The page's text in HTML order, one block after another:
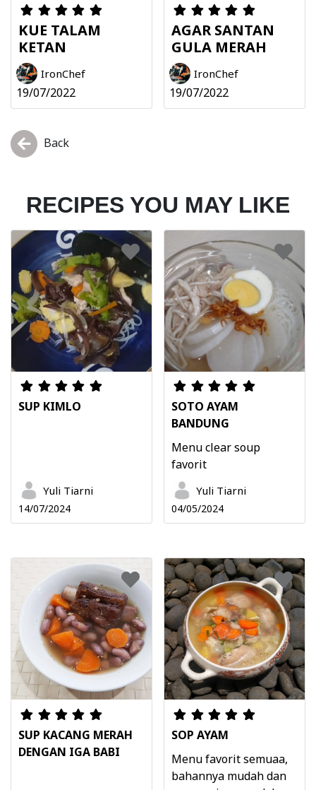
KUE TALAM
KETAN
IronChef
19/07/2022
AGAR SANTAN
GULA MERAH
IronChef
19/07/2022
Back
RECIPES YOU MAY LIKE
SUP KIMLO
Yuli Tiarni
14/07/2024
SOTO AYAM
BANDUNG
Menu clear soup
favorit
Yuli Tiarni
04/05/2024
SUP KACANG MERAH
DENGAN IGA BABI
SOP AYAM
Menu favorit semuaa,
bahannya mudah dan